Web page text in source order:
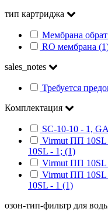
тип картриджа
Мембрана
RO мембрана
sales_notes
Требуется
Комплектация
SC-10-10 - 1,
Virmut ПП
10SL - 1; (1)
Virmut ПП 10SL
Virmut ПП 10SL
10SL - 1 (1)
озон-тип-фильтр для